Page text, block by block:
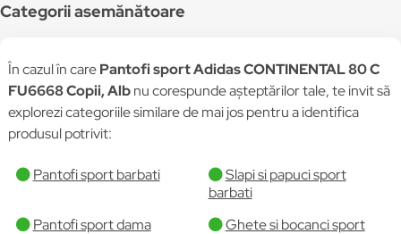
Categorii asemănătoare
În cazul în carePantofi sport Adidas CONTINENTAL 80 C
FU6668 Copii, Albnu corespunde așteptărilor tale, te invit să
explorezi categoriile similare de mai jos pentru a identifica
produsul potrivit:
Pantofi sport barbati
Slapi si papuci sport
barbati
Pantofi sport dama
Ghete si bocanci sport